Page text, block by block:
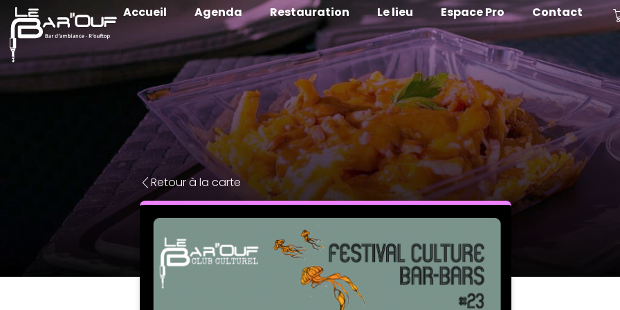
Accueil Agenda Restauration Le lieu Espace Pro Contact
Retour à la carte